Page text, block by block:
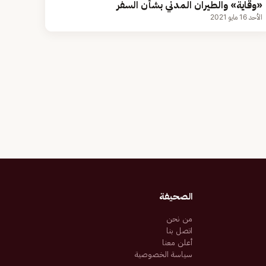
«وقاية» والطيران المدني بشأن السفر
الأحد 16 مايو 2021
الصحيفة
من نحن
اتصل بنا
أعلن معنا
سياسة الخصوصية